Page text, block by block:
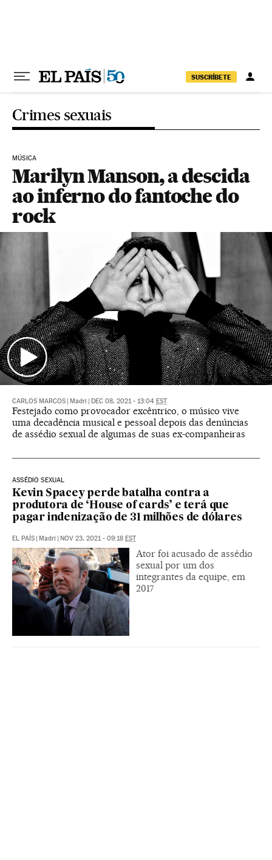
SUSCRÍBETE
Crimes sexuais
MÚSICA
Marilyn Manson, a descida
ao inferno do fantoche do
rock
CARLOS MARCOS Madri DEC 08, 2021 - 13:04 EST
Festejado como provocador excêntrico, o músico vive
uma decadência musical e pessoal depois das denúncias
de assédio sexual de algumas de suas ex-companheiras
ASSÉDIO SEXUAL
Kevin Spacey perde batalha contra a
produtora de ‘House of cards’ e terá que
pagar indenização de 31 milhões de dólares
EL PAÍS Madri NOV 23, 2021 - 09:18 EST
Ator foi acusado de assédio
sexual por um dos
integrantes da equipe, em
2017